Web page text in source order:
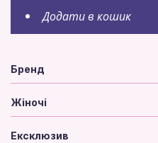
Додати в кошик
Бренд
Жіночі
Ексклюзив